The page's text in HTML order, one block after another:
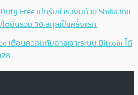
Free เปิดรับชำระเงินด้วย Shiba Inu
โตอื่นรวม 30 สกุลเป็นครั้งแรก
เตือนควอนตัมอาจเจาะระบบ Bitcoin ได้